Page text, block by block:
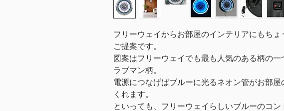
フリーウェイからお部屋のインテリアにもち
ご提案です。
図案はフリーウェイでも最も人気のある柄の一
ラブマン柄。
電源につなげばブルーに光るネオン管がお部屋
くれます。
といっても、フリーウェイらしいブルーのコン